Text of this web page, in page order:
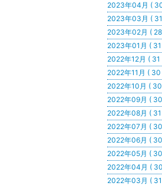
2023年04月 (
2023年03月 (
2023年02月 (
2023年01月 ( 31
2022年12月 ( 31
2022年11月 ( 30
2022年10月 (
2022年09月 (
2022年08月 ( 31
2022年07月 (
2022年06月 (
2022年05月 (
2022年04月 (
2022年03月 (